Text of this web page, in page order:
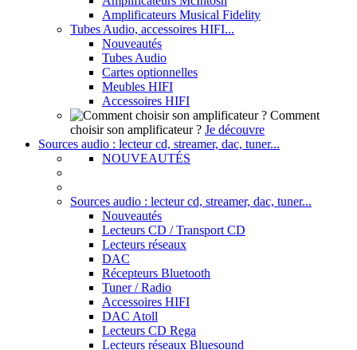
Amplificateurs Musical Fidelity
Tubes Audio, accessoires HIFI...
Nouveautés
Tubes Audio
Cartes optionnelles
Meubles HIFI
Accessoires HIFI
Comment
choisir son amplificateur ? Je découvre
Sources audio : lecteur cd, streamer, dac, tuner...
NOUVEAUTÉS
Sources audio : lecteur cd, streamer, dac, tuner...
Nouveautés
Lecteurs CD / Transport CD
Lecteurs réseaux
DAC
Récepteurs Bluetooth
Tuner / Radio
Accessoires HIFI
DAC Atoll
Lecteurs CD Rega
Lecteurs réseaux Bluesound